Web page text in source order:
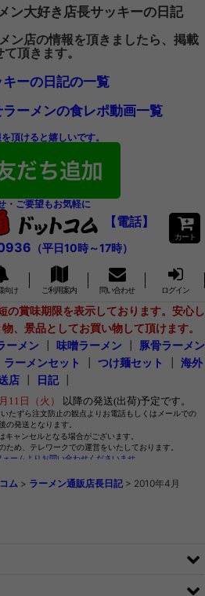
ン大好き店長サッキーの日記
ン店の情報を頂きましたら、掲載
て頂きます。
キーの日記の一覧
ーメンの食レポ動画一覧
頂けると嬉しいです。
・ご要望もお気軽に
【電話】
（平日10時～17時）
カート
向け ご利用案内 問い合わせ ログイン
の賞味期限を表示しております。安心し
、景品としてお買い物して頂けます。
ーメン 味噌ラーメン
豚骨ラーメン
ラーメンセット つけ麺セット
海外
店
日記┃
ム > ラーメン通販店長日記 > 2010年4月